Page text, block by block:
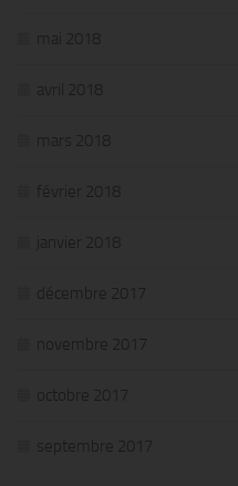
mai 2018
avril 2018
mars 2018
février 2018
janvier 2018
décembre 2017
novembre 2017
octobre 2017
septembre 2017